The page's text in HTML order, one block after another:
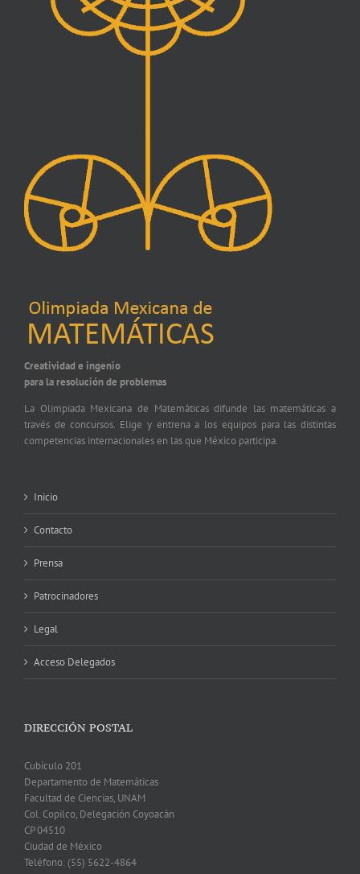
Creatividad e ingenio
para la resolución de problemas
La Olimpiada Mexicana de Matemáticas difunde las matemáticas a
través de concursos. Elige y entrena a los equipos para las distintas
competencias internacionales en las que México participa.
Inicio
Contacto
Prensa
Patrocinadores
Legal
Acceso Delegados
DIRECCIÓN POSTAL
Cubículo 201
Departamento de Matemáticas
Facultad de Ciencias, UNAM
Col. Copilco, Delegación Coyoacán
CP 04510
Ciudad de México
Teléfono: (55) 5622-4864